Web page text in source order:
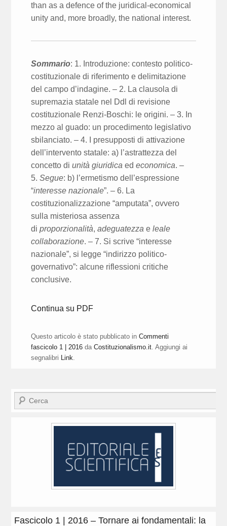
than as a defence of the juridical-economical
unity and, more broadly, the national interest.
Sommario: 1. Introduzione: contesto politico-
costituzionale di riferimento e delimitazione
del campo d’indagine. – 2. La clausola di
supremazia statale nel Ddl di revisione
costituzionale Renzi-Boschi: le origini. – 3. In
mezzo al guado: un procedimento legislativo
sbilanciato. – 4. I presupposti di attivazione
dell’intervento statale: a) l’astrattezza del
concetto diunità giuridica edeconomica. –
5.Segue: b) l’ermetismo dell’espressione
“interesse nazionale”. – 6. La
costituzionalizzazione “amputata”, ovvero
sulla misteriosa assenza
diproporzionalità,adeguatezza eleale
collaborazione. – 7. Si scrive “interesse
nazionale”, si legge “indirizzo politico-
governativo”: alcune riflessioni critiche
conclusive.
Continua su PDF
Questo articolo è stato pubblicato inCommenti
fascicolo 1 | 2016 daCostituzionalismo.it . Aggiungi ai
segnalibri
Link
Cerca
Fascicolo 1 | 2016 – Tornare ai fondamentali: la